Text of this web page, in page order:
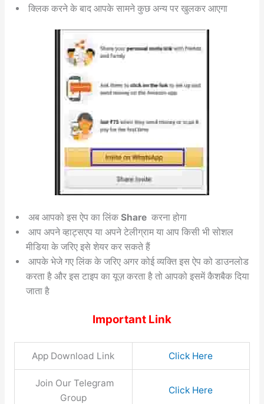
क्लिक करने के बाद आपके सामने कुछ अन्य पर खुलकर आएगा
अब आपको इस ऐप का लिंक Shareकरना होगा
आप अपने व्हाट्सएप या अपने टेलीग्राम या आप किसी भी सोशल
मीडिया के जरिए इसे शेयर कर सकते हैं
आपके भेजे गए लिंक के जरिए अगर कोई व्यक्ति इस ऐप को डाउनलोड
करता है और इस टाइप का यूज़ करता है तो आपको इसमें कैशबैक दिया
जाता है
Important Link
App Download Link Click Here
Join Our Telegram
Group
Click Here